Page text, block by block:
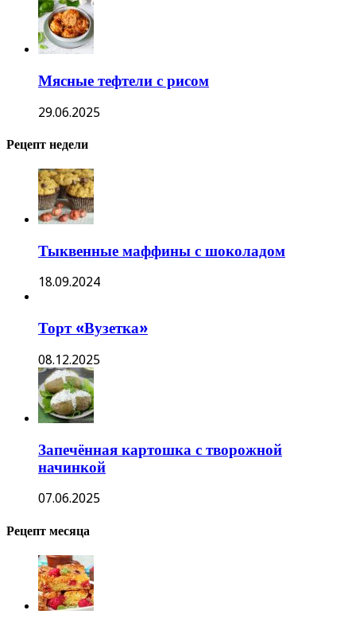
Мясные тефтели с рисом
29.06.2025
Рецепт недели
Тыквенные маффины с шоколадом
18.09.2024
Торт «Вузетка»
08.12.2025
Запечённая картошка с творожной
начинкой
07.06.2025
Рецепт месяца